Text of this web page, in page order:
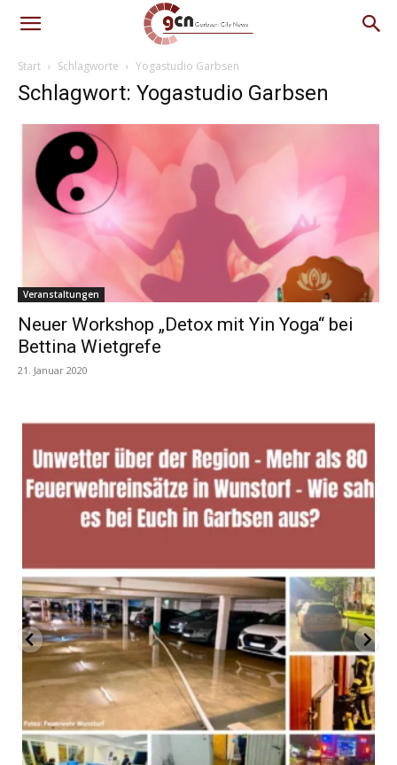
Start Schlagworte Yogastudio Garbsen
Schlagwort: Yogastudio Garbsen
Veranstaltungen
Neuer Workshop „Detox mit Yin Yoga“ bei
Bettina Wietgrefe
21. Januar 2020